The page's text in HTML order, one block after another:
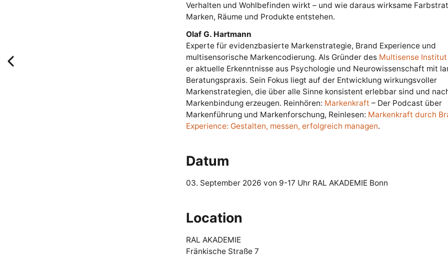
Verhalten und Wohlbefinden wirkt – und wie daraus wirksame
Marken, Räume und Produkte entstehen.
Olaf G. Hartmann
Experte für evidenzbasierte Markenstrategie, Brand Experience und
multisensorische Markencodierung. Als Gründer des Multisense Institut
er aktuelle Erkenntnisse aus Psychologie und Neurowissenschaft mit
Beratungspraxis. Sein Fokus liegt auf der Entwicklung wirkungsvoller
Markenstrategien, die über alle Sinne konsistent erlebbar sind und
Markenbindung erzeugen. Reinhören: Markenkraft – Der Podcast über
Markenführung und Markenforschung, Reinlesen: Markenkraft durch
Experience: Gestalten, messen, erfolgreich managen.
Datum
03. September 2026 von 9-17 Uhr RAL AKADEMIE Bonn
Location
RAL AKADEMIE
Fränkische Straße 7